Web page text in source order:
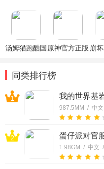
汤姆猫跑酷国 原神官方正版 崩
同类排行榜
1 我的世界基
987.5MM / 中
2 蛋仔派对官
1.98GM / 中文 /